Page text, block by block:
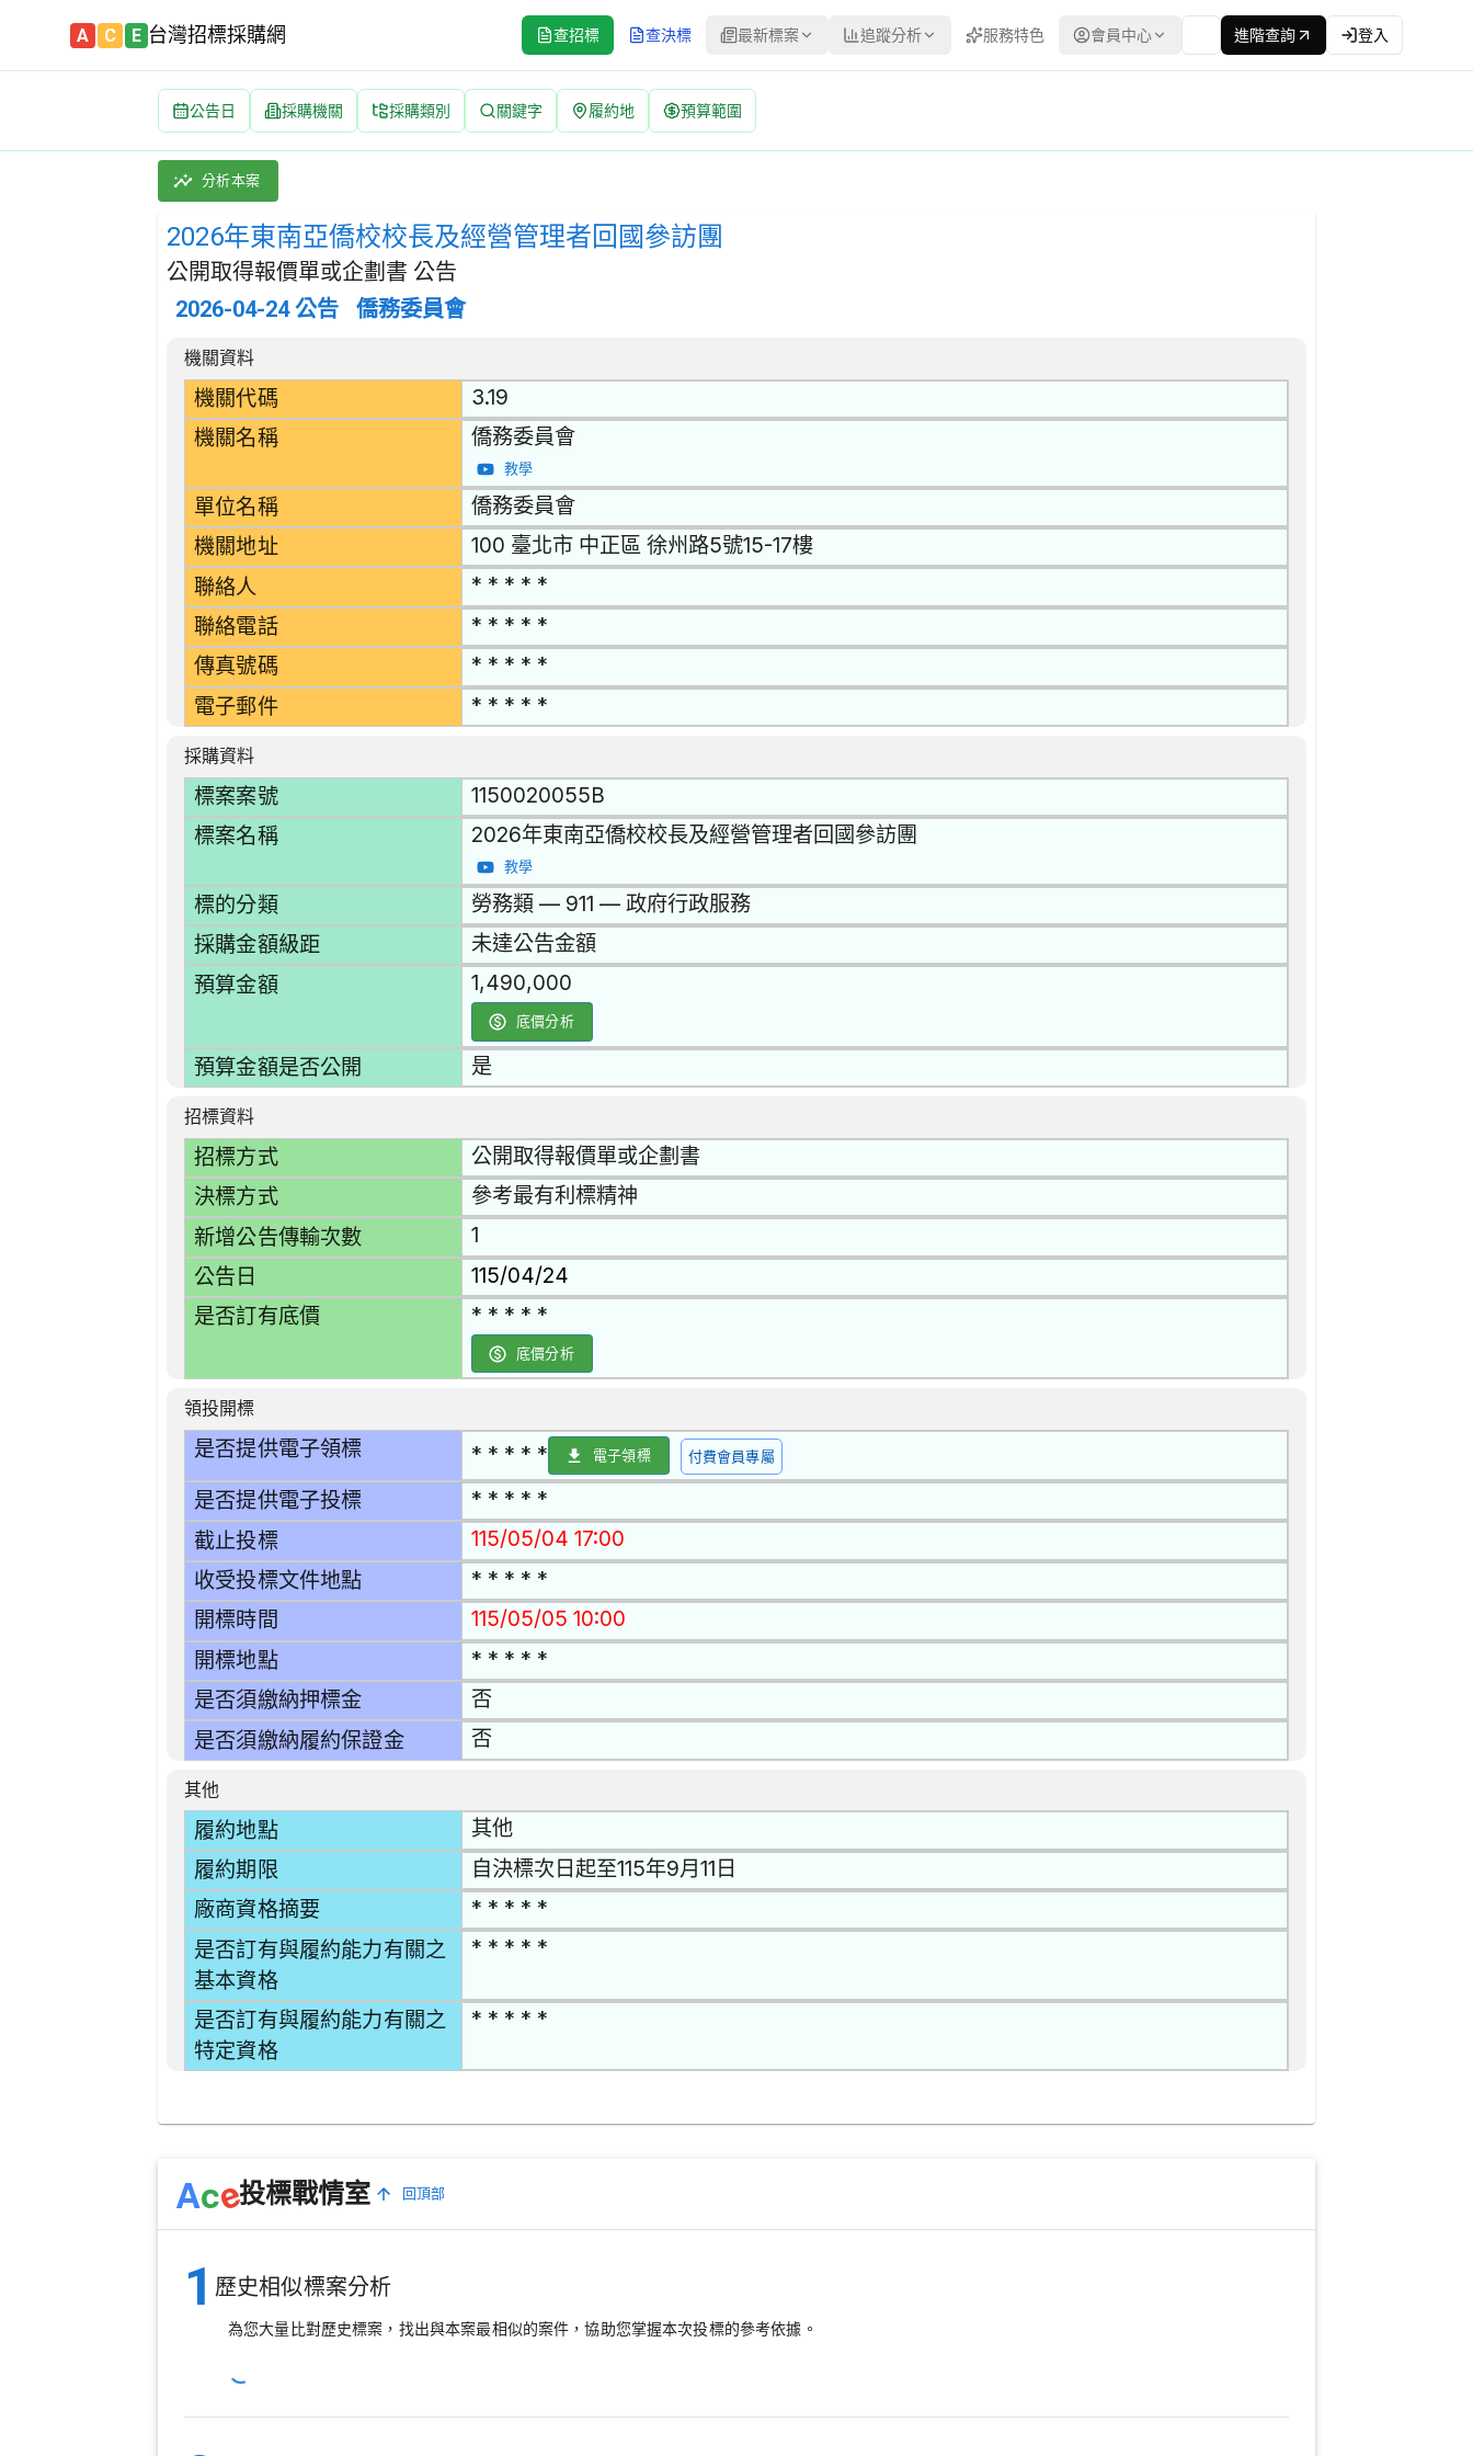
A C E 台灣招標採購網 查招標 查決標 最新標案 追蹤分析 服務特色 會員中心 進階查詢 登入
公告日 採購機關 採購類別 關鍵字 履約地 預算範圍
2026年東南亞僑校校長及經營管理者回國參訪團 招標公告 | 案號：1150020055B | 公開取得報價單或企劃書 公告
採購類別：勞務類 政府行政服務 | 招標方式：公開取得報價單或企劃書 | 決標方式：參考最有利標精神 | 資料來源：台灣政府電子採購網（公共工程委員會） | 更新時
分析本案
2026年東南亞僑校校長及經營管理者回國參訪團
公開取得報價單或企劃書 公告
2026-04-24 公告 僑務委員會
招標公告詳細內容
機關資料
機關代碼 3.19
機關名稱 僑務委員會
教學
單位名稱 僑務委員會
機關地址 100 臺北市 中正區 徐州路5號15-17樓
聯絡人 * * * * *
聯絡電話 * * * * *
傳真號碼 * * * * *
電子郵件 * * * * *
採購資料
標案案號 1150020055B
標案名稱 2026年東南亞僑校校長及經營管理者回國參訪團
教學
標的分類 勞務類 — 911 — 政府行政服務
採購金額級距 未達公告金額
預算金額 1,490,000
底價分析
預算金額是否公開 是
招標資料
招標方式 公開取得報價單或企劃書
決標方式 參考最有利標精神
新增公告傳輸次數 1
公告日 115/04/24
是否訂有底價 * * * * *
底價分析
領投開標
是否提供電子領標 * * * * * 電子領標 付費會員專屬
是否提供電子投標 * * * * *
截止投標 115/05/04 17:00
收受投標文件地點 * * * * *
開標時間 115/05/05 10:00
開標地點 * * * * *
是否須繳納押標金 否
是否須繳納履約保證金 否
其他
履約地點 其他
履約期限 自決標次日起至115年9月11日
廠商資格摘要 * * * * *
是否訂有與履約能力有關之
基本資格
* * * * *
是否訂有與履約能力有關之
特定資格
* * * * *
Ace投標戰情室 回頂部
1 歷史相似標案分析
為您大量比對歷史標案，找出與本案最相似的案件，協助您掌握本次投標的參考依據。